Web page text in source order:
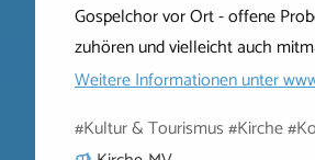
Gospelchor vor Ort - offene
zuhören und vielleicht auch
Weitere Informationen unter
#Kultur & Tourismus #Kirche